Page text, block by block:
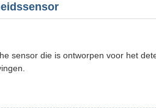
sensor die is ontworpen voor het